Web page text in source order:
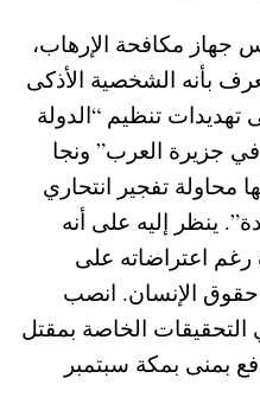
جهاز مكافحة الإرهاب،
منذ العام 2015 ويعرف بأنه الشخصية الأذكى
تهديدات تنظيم “الدولة
في جزيرة العرب” ونجا
محاولة تفجير انتحاري
ينظر إليه على أنه
رغم اعتراضاته على
الإنسان. انصب
الخاصة بمقتل
بمنى بمكة سبتمبر